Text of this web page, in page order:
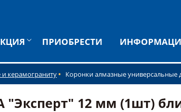
ПРИОБРЕСТИ
керамограниту Коронки алмазные
12 мм (1шт)